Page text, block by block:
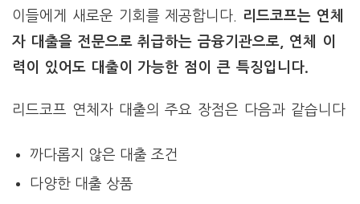
이들에게 새로운 기회를 제공합니다. 리드코프는 연체
자 대출을 전문으로 취급하는 금융기관으로, 연체 이
력이 있어도 대출이 가능한 점이 큰 특징입니다.
리드코프 연체자 대출의 주요 장점은 다음과 같습니다
까다롭지 않은 대출 조건
다양한 대출 상품